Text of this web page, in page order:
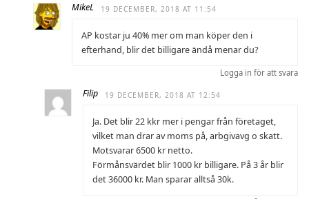
MikeL 19 DECEMBER, 2018 AT 11:54
AP kostar ju 40% mer om man köper den i
efterhand, blir det billigare ändå menar du?
Logga in för att svara
Filip 19 DECEMBER, 2018 AT 12:54
Ja. Det blir 22 kkr mer i pengar från företaget,
vilket man drar av moms på, arbgivavg o skatt.
Motsvarar 6500 kr netto.
Förmånsvärdet blir 1000 kr billigare. På 3 år blir
det 36000 kr. Man sparar alltså 30k.